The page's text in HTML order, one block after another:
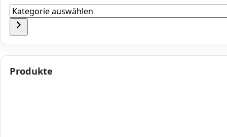
Kategorie
auswählen
Produkte